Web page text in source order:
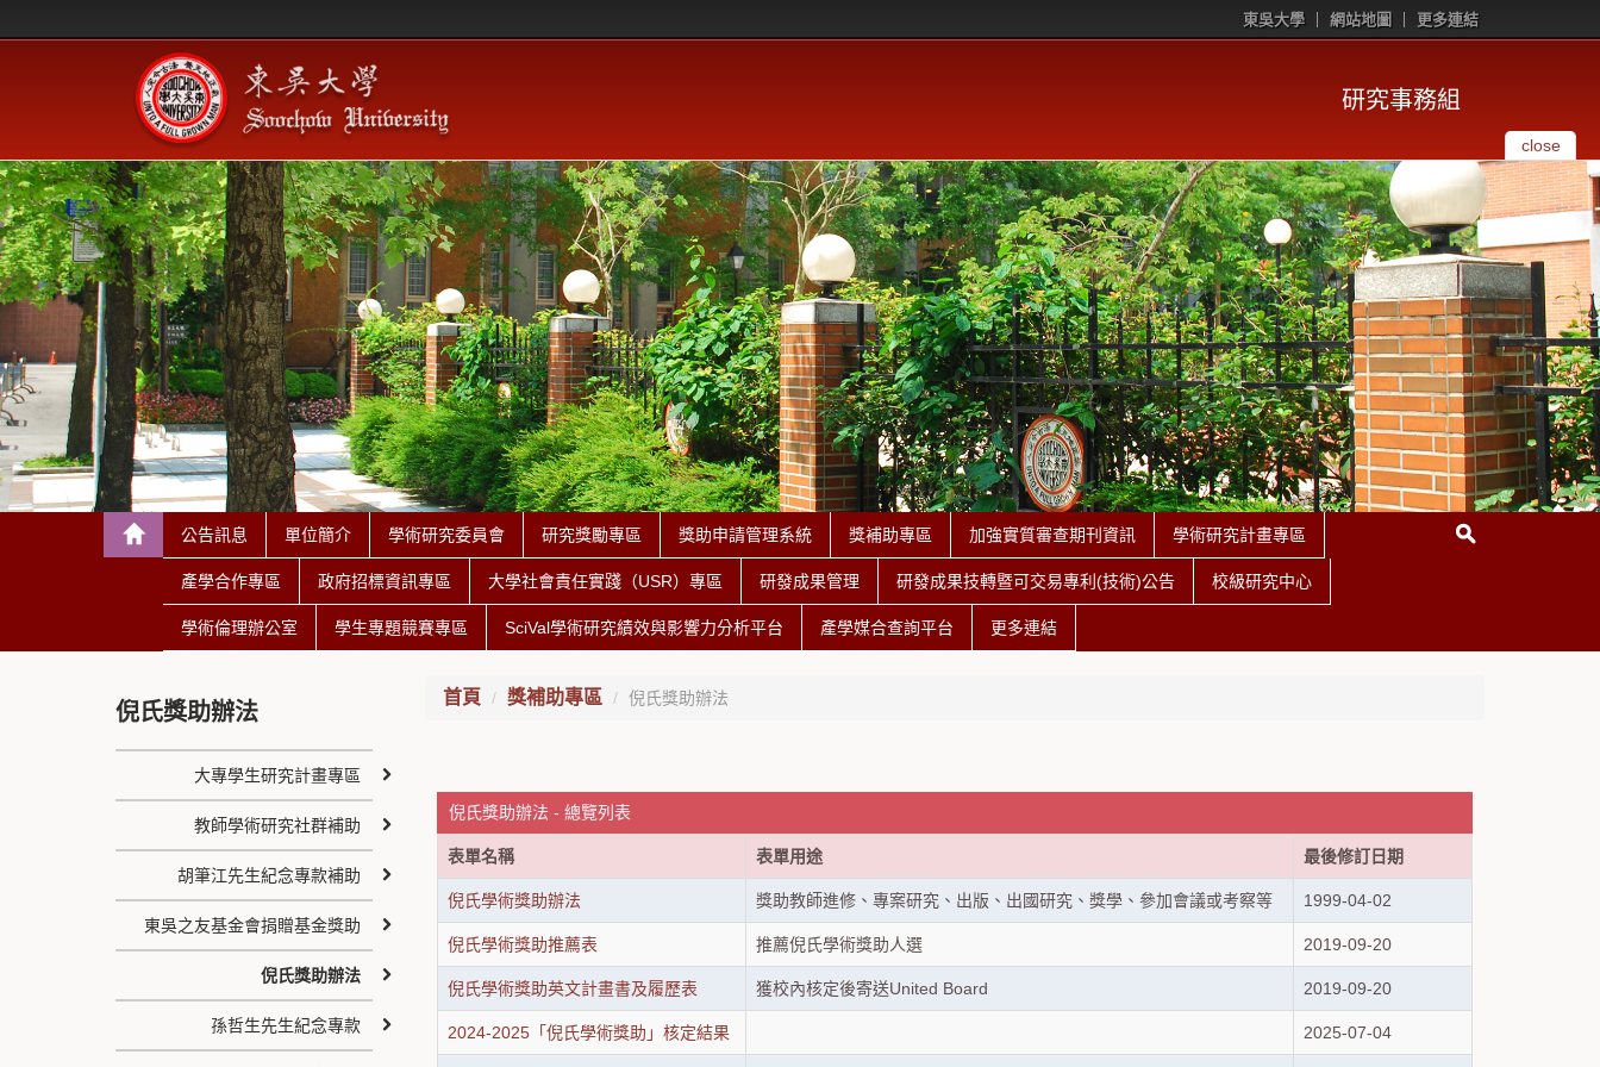
東吳大學 網站地圖 更多連結
研究事務組
close
公告訊息 單位簡介 學術研究委員會 研究獎勵專區 獎助申請管理系統 獎補助專區 加強實質審查期刊資訊 學術研究計畫專區
產學合作專區 政府招標資訊專區 大學社會責任實踐（USR）專區 研發成果管理 研發成果技轉暨可交易專利(技術)公告 校級研究中心
學術倫理辦公室 學生專題競賽專區 SciVal學術研究績效與影響力分析平台 產學媒合查詢平台 更多連結
首頁 獎補助專區 倪氏獎助辦法
倪氏獎助辦法 - 總覽列表
表單名稱 表單用途 最後修訂日期
倪氏學術獎助辦法 獎助教師進修、專案研究、出版、出國研究、獎學、參加會議或考察等 1999-04-02
倪氏學術獎助推薦表 推薦倪氏學術獎助人選 2019-09-20
倪氏學術獎助英文計畫書及履歷表 獲校內核定後寄送United Board 2019-09-20
2024-2025「倪氏學術獎助」核定結果 2025-07-04
倪氏獎助辦法
大專學生研究計畫專區
教師學術研究社群補助
胡筆江先生紀念專款補助
東吳之友基金會捐贈基金獎助
倪氏獎助辦法
孫哲生先生紀念專款